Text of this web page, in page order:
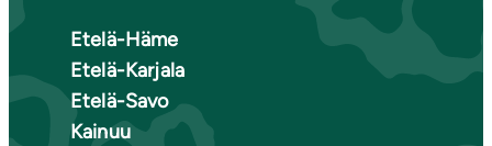
Etelä-Häme
Etelä-Karjala
Etelä-Savo
Kainuu